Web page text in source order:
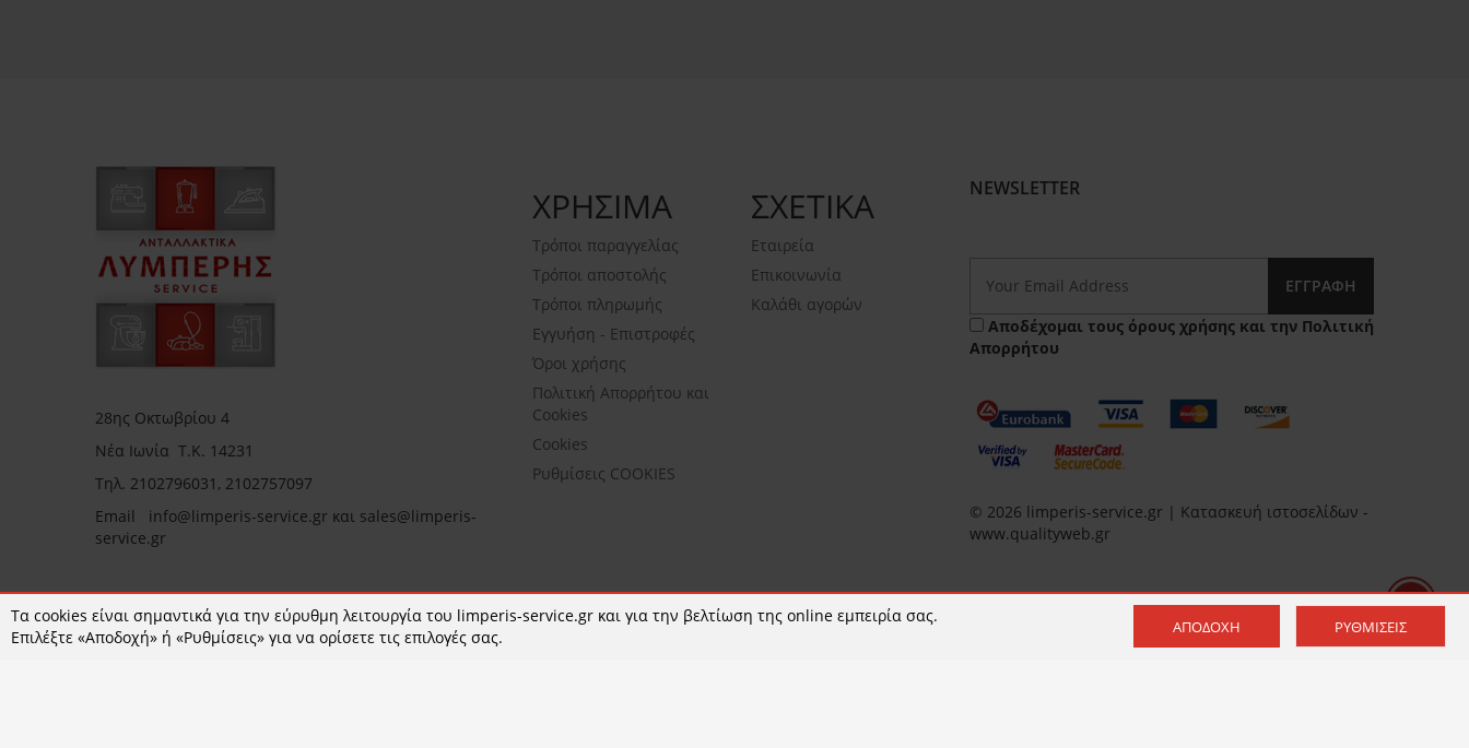
28ης Οκτωβρίου 4
Νέα Ιωνία Τ.Κ. 14231
Τηλ. 2102796031, 2102757097
Email info@limperis-service.gr και sales@limperis-
service.gr
Ωράριο καταστήματος:
ΧΡΗΣΙΜΑ
Τρόποι παραγγελίας
Τρόποι αποστολής
Τρόποι πληρωμής
Εγγυήση - Επιστροφές
Όροι χρήσης
Πολιτική Απορρήτου και
Cookies
Cookies
Ρυθμίσεις COOKIES
ΣΧΕΤΙΚΑ
Εταιρεία
Επικοινωνία
Καλάθι αγορών
NEWSLETTER
ΕΓΓΡΑΦΉ
Αποδέχομαι τους όρους χρήσης και την Πολιτική
Απορρήτου
© 2026 limperis-service.gr | Κατασκευή ιστοσελίδων -
www.qualityweb.gr
Τα cookies είναι σημαντικά για την εύρυθμη λειτουργία του limperis-service.gr και για την βελτίωση της online εμπειρία σας.
Επιλέξτε «Αποδοχή» ή «Ρυθμίσεις» για να ορίσετε τις επιλογές σας.
ΑΠΟΔΟΧΉ ΡΥΘΜΊΣΕΙΣ